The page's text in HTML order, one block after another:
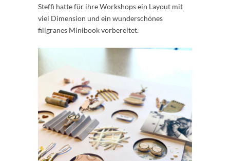
Steffi hatte für ihre Workshops ein Layout mit
viel Dimension und ein wunderschönes
filigranes Minibook vorbereitet.